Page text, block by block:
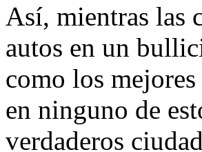
Así, mientras las
autos en un
como los
en ninguno de
verdaderos